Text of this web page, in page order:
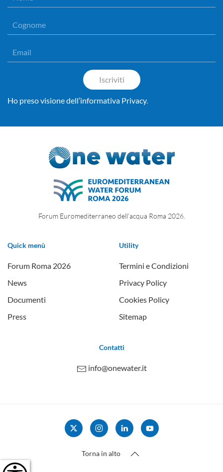
Iscriviti
Ho preso visione dell’informativa Privacy.
Forum Euromediterraneo dell'acqua Roma 2026.
Quick menù
Forum Roma 2026
News
Documenti
Press
Utility
Termini e Condizioni
Privacy Policy
Cookies Policy
Sitemap
Contatti
info@onewater.it
Torna in alto